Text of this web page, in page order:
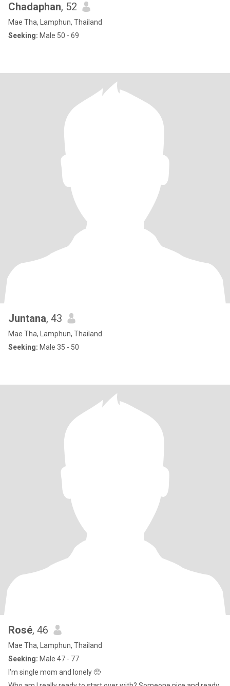
Chadaphan, 52
Mae Tha, Lamphun, Thailand
Seeking: Male 50 - 69
Juntana, 43
Mae Tha, Lamphun, Thailand
Seeking: Male 35 - 50
Rosé, 46
Mae Tha, Lamphun, Thailand
Seeking: Male 47 - 77
I'm single mom and lonely 🥺